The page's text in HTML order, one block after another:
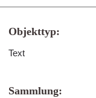
Objekttyp:
Text
Sammlung: